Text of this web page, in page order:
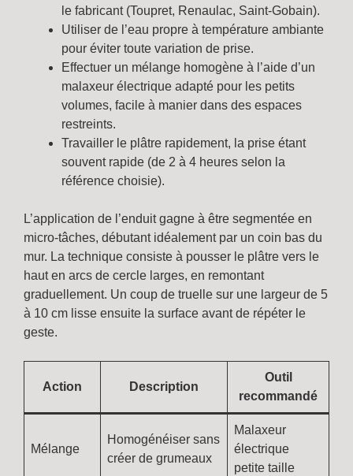
le fabricant (Toupret, Renaulac, Saint-Gobain).
Utiliser de l’eau propre à température ambiante
pour éviter toute variation de prise.
Effectuer un mélange homogène à l’aide d’un
malaxeur électrique adapté pour les petits
volumes, facile à manier dans des espaces
restreints.
Travailler le plâtre rapidement, la prise étant
souvent rapide (de 2 à 4 heures selon la
référence choisie).
L’application de l’enduit gagne à être segmentée en
micro-tâches, débutant idéalement par un coin bas du
mur. La technique consiste à pousser le plâtre vers le
haut en arcs de cercle larges, en remontant
graduellement. Un coup de truelle sur une largeur de 5
à 10 cm lisse ensuite la surface avant de répéter le
geste.
Action Description
Outil
recommandé
Mélange
Homogénéiser sans
créer de grumeaux
Malaxeur
électrique
petite taille